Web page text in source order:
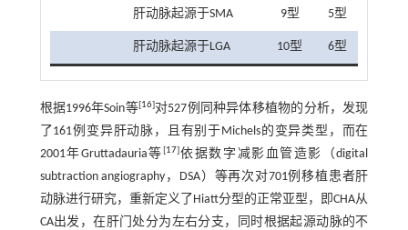
肝动脉起源于SMA 9型 5型
肝动脉起源于LGA 10型 6型
根据1996年Soin等[16]对527例同种异体移植物的分析，发现
了161例变异肝动脉，且有别于Michels的变异类型，而在
2001年Gruttadauria等 [17]依据数字减影血管造影（digital
subtraction angiography，DSA）等再次对701例移植患者肝
动脉进行研究，重新定义了Hiatt分型的正常亚型，即CHA从
CA出发，在肝门处分为左右分支，同时根据起源动脉的不